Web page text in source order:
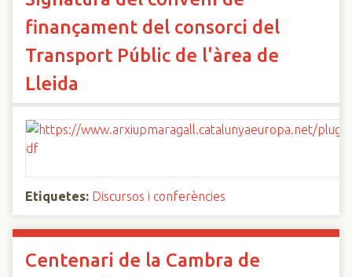
finançament del consorci del
Transport Públic de l'àrea de
Lleida
Etiquetes: Discursos i conferències
Centenari de la Cambra de